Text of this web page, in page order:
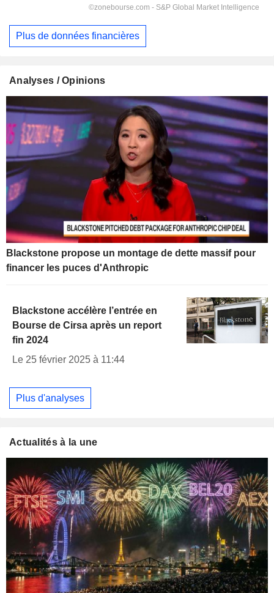
Plus de données financières
Analyses / Opinions
Blackstone propose un montage de dette massif pour
financer les puces d'Anthropic
Blackstone accélère l’entrée en
Bourse de Cirsa après un report
fin 2024
Le 25 février 2025 à 11:44
Plus d'analyses
Actualités à la une